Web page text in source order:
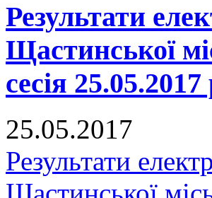
Результати
Щастинської
сесія 25.05.2017
25.05.2017
Результати